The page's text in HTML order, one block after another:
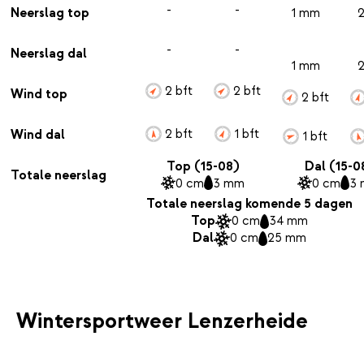
Neerslag top
Neerslag dal
Wind top
Wind dal
Totale neerslag
-
-
2 bft
2 bft
-
-
2 bft
1 bft
1 mm
1 mm
2 bft
1 bft
Top (15-08)
0 cm 3 mm
Dal (15-
0 cm 3
Totale neerslag komende 5 dagen
Top
0 cm 34 mm
Dal
0 cm 25 mm
Wintersportweer Lenzerheide